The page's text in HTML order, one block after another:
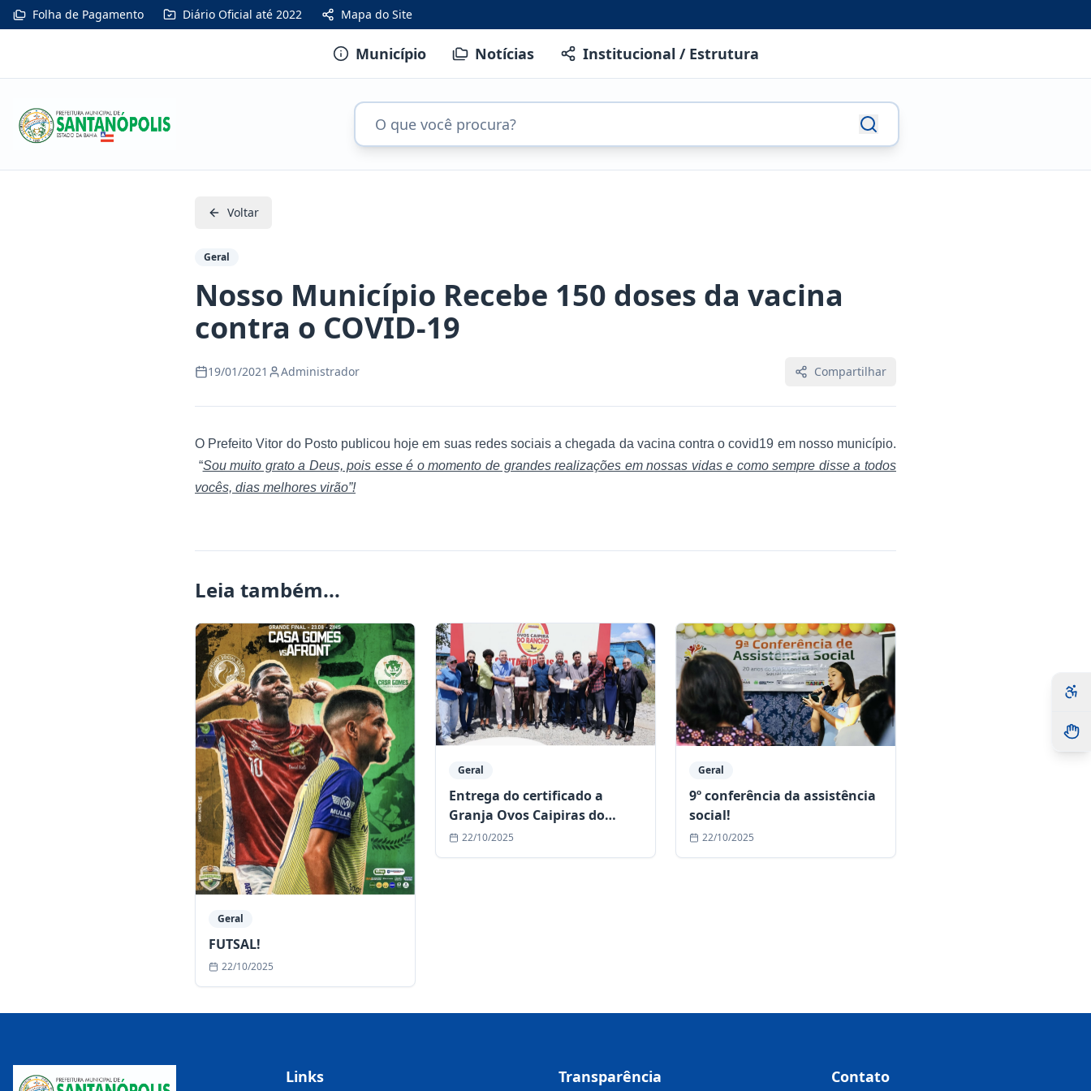
Folha de Pagamento Diário Oficial até 2022 Mapa do Site
Município Notícias Institucional / Estrutura
Voltar
Geral
Nosso Município Recebe 150 doses da vacina
contra o COVID-19
19/01/2021 Administrador Compartilhar
O Prefeito Vitor do Posto publicou hoje em suas redes sociais a chegada da vacina contra o covid19 em nosso município.
“Sou muito grato a Deus, pois esse é o momento de grandes realizações em nossas vidas e como sempre disse a todos
vocês, dias melhores virão”!
Leia também...
Geral
FUTSAL!
22/10/2025
Geral
Entrega do certificado a
Granja Ovos Caipiras do
Rancho!
22/10/2025
Geral
9º conferência da assistência
social!
22/10/2025
Links Transparência Contato